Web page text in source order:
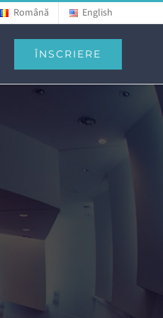
Română English
ÎNSCRIERE